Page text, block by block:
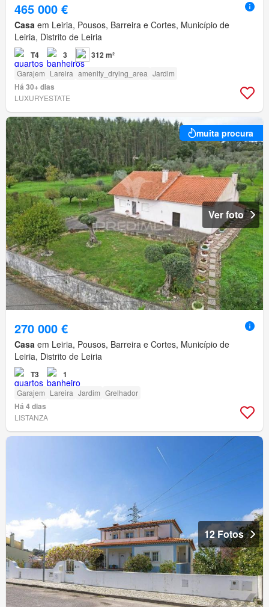
465 000 €
Casa em Leiria, Pousos, Barreira e Cortes, Município de
Leiria, Distrito de Leiria
T4 3 312 m²
Garajem Lareira amenity_drying_area Jardim
Há 30+ dias
LUXURYESTATE
muita procura
Ver foto
270 000 €
Casa em Leiria, Pousos, Barreira e Cortes, Município de
Leiria, Distrito de Leiria
T3 1
Garajem Lareira Jardim Grelhador
Há 4 dias
LISTANZA
12 Fotos